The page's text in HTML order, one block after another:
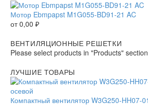
Мотор Ebmpapst M1G055-BD91-21 AC
от0,00 ₽
ВЕНТИЛЯЦИОННЫЕ РЕШЕТКИ
Please select products in "Products" section
ЛУЧШИЕ ТОВАРЫ
Компактный вентилятор W3G250-HH07-